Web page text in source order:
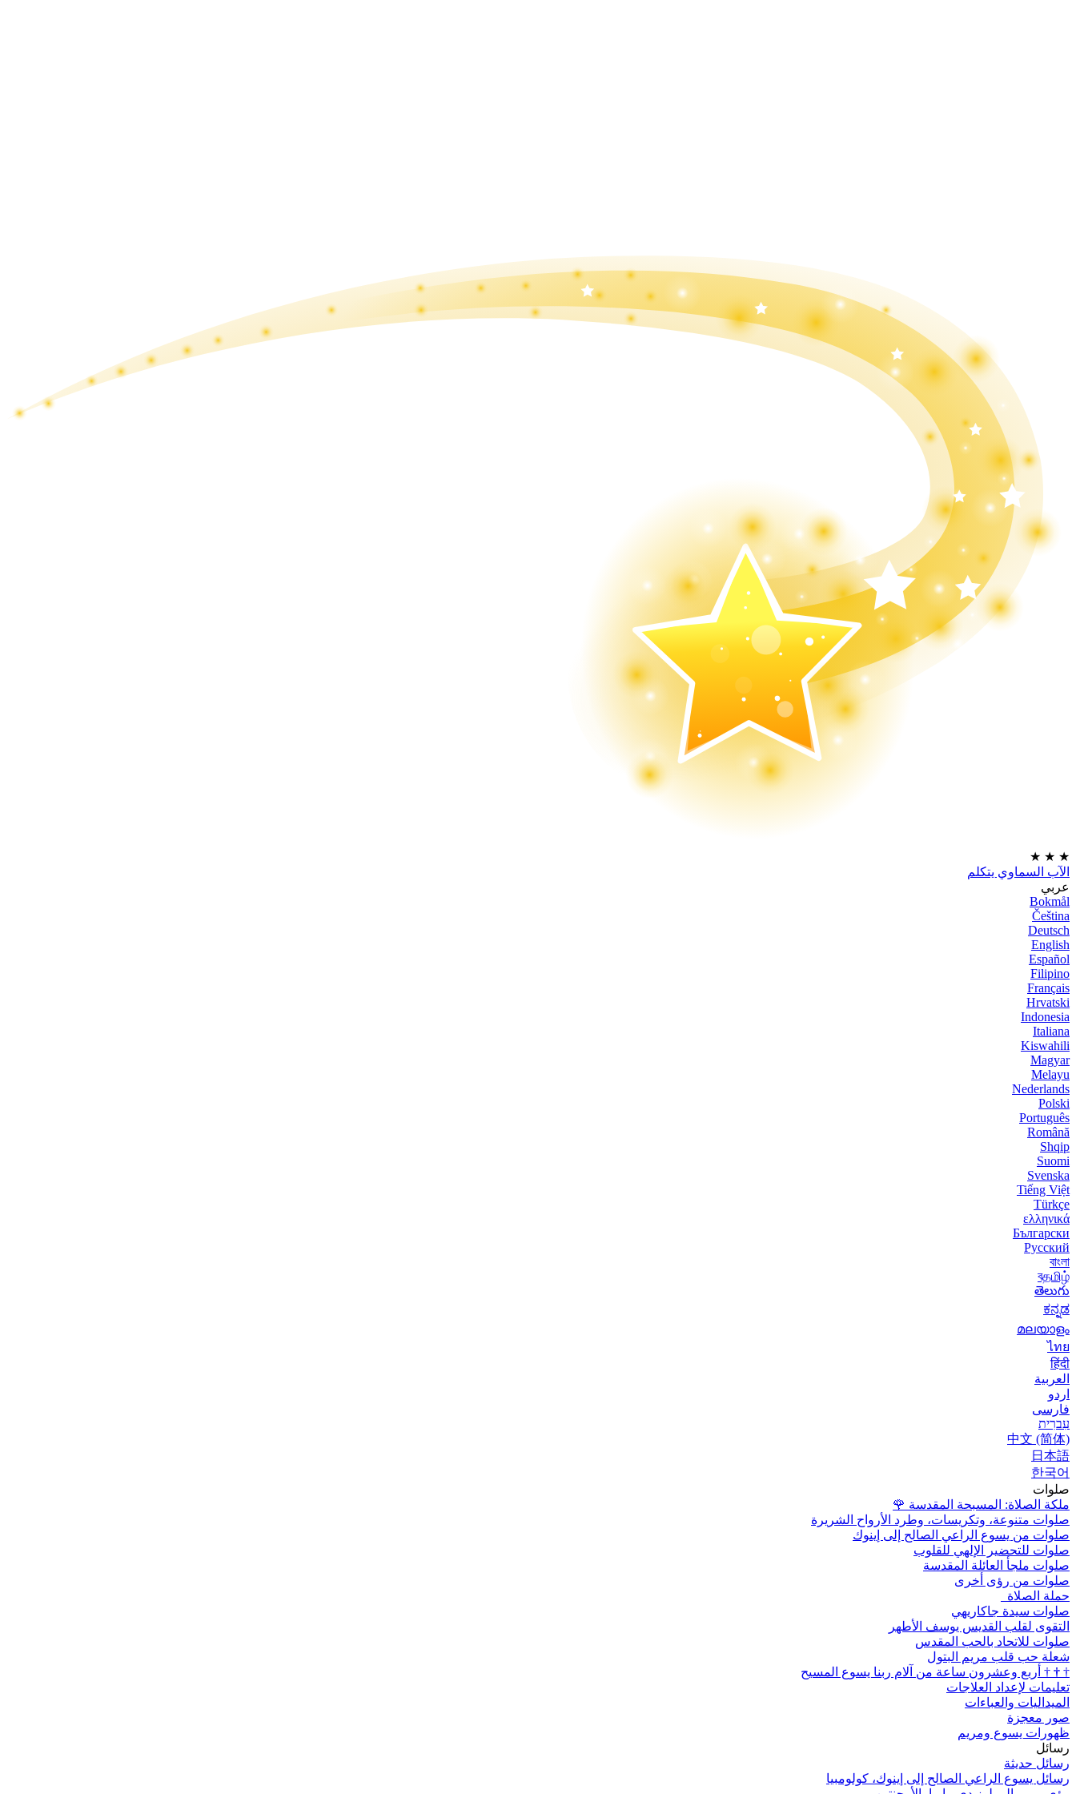
★
★
★
الآب السماوي يتكلم
عربي
Bokmål
Čeština
Deutsch
English
Español
Filipino
Français
Hrvatski
Indonesia
Italiana
Kiswahili
Magyar
Melayu
Nederlands
Polski
Português
Română
Shqip
Suomi
Svenska
Tiếng Việt
Türkçe
ελληνικά
Български
Русский
বাংলা
বதமிழ்
తెలుగు
ಕನ್ನಡ
മലയാളം
ไทย
हिंदी
العربية
اردو
فارسی
עִברִית
中文 (简体)
日本語
한국어
صلوات
ملكة الصلاة: المسبحة المقدسة 🌹
صلوات متنوعة، وتكريسات، وطرد الأرواح الشريرة
صلوات من يسوع الراعي الصالح إلى إينوك
صلوات للتحضير الإلهي للقلوب
صلوات ملجأ العائلة المقدسة
صلوات من رؤى أخرى
حملة الصلاة
صلوات سيدة جاكاريهي
التقوى لقلب القديس يوسف الأطهر
صلوات للاتحاد بالحب المقدس
شعلة حب قلب مريم البتول
†
†
† أربع وعشرون ساعة من آلام ربنا يسوع المسيح
تعليمات لإعداد العلاجات
الميداليات والعباءات
صور معجزة
ظهورات يسوع ومريم
رسائل
رسائل حديثة
رسائل يسوع الراعي الصالح إلى إينوك، كولومبيا